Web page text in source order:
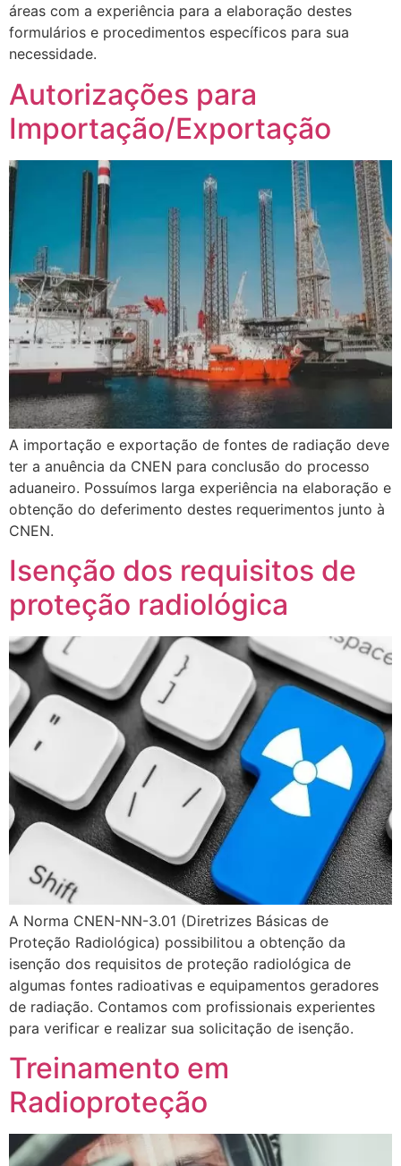
áreas com a experiência para a elaboração destes
formulários e procedimentos específicos para sua
necessidade.
Autorizações para
Importação/Exportação
A importação e exportação de fontes de radiação deve
ter a anuência da CNEN para conclusão do processo
aduaneiro. Possuímos larga experiência na elaboração e
obtenção do deferimento destes requerimentos junto à
CNEN.
Isenção dos requisitos de
proteção radiológica
A Norma CNEN-NN-3.01 (Diretrizes Básicas de
Proteção Radiológica) possibilitou a obtenção da
isenção dos requisitos de proteção radiológica de
algumas fontes radioativas e equipamentos geradores
de radiação. Contamos com profissionais experientes
para verificar e realizar sua solicitação de isenção.
Treinamento em
Radioproteção